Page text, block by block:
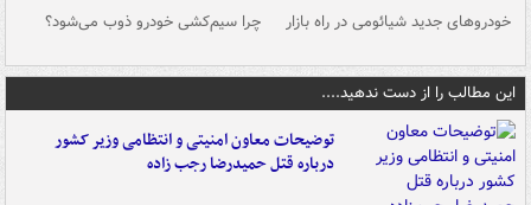
خودروهای جدید شیائومی در راه بازار چرا سیم‌کشی خودرو ذوب می‌شود؟
این مطالب را از دست ندهید....
توضیحات معاون امنیتی و انتظامی وزیر کشور
درباره قتل حمیدرضا رجب زاده